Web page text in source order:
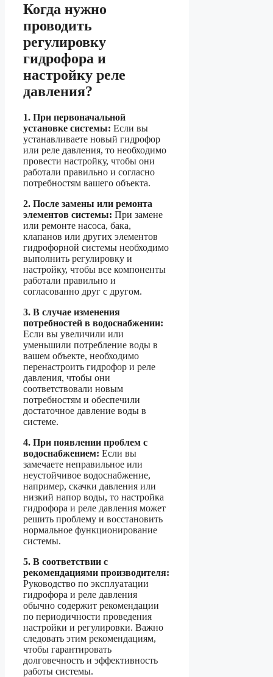
Когда нужно
проводить
регулировку
гидрофора и
настройку реле
давления?
1. При первоначальной
установке системы: Если вы
устанавливаете новый гидрофор
или реле давления, то необходимо
провести настройку, чтобы они
работали правильно и согласно
потребностям вашего объекта.
2. После замены или ремонта
элементов системы: При замене
или ремонте насоса, бака,
клапанов или других элементов
гидрофорной системы необходимо
выполнить регулировку и
настройку, чтобы все компоненты
работали правильно и
согласованно друг с другом.
3. В случае изменения
потребностей в водоснабжении:
Если вы увеличили или
уменьшили потребление воды в
вашем объекте, необходимо
перенастроить гидрофор и реле
давления, чтобы они
соответствовали новым
потребностям и обеспечили
достаточное давление воды в
системе.
4. При появлении проблем с
водоснабжением: Если вы
замечаете неправильное или
неустойчивое водоснабжение,
например, скачки давления или
низкий напор воды, то настройка
гидрофора и реле давления может
решить проблему и восстановить
нормальное функционирование
системы.
5. В соответствии с
рекомендациями производителя:
Руководство по эксплуатации
гидрофора и реле давления
обычно содержит рекомендации
по периодичности проведения
настройки и регулировки. Важно
следовать этим рекомендациям,
чтобы гарантировать
долговечность и эффективность
работы системы.